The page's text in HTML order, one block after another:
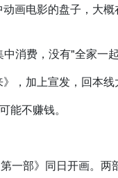
画电影的盘子，大
消费，没有"全家
，加上宣发，回本
能不赚钱。
一部》同日开画。